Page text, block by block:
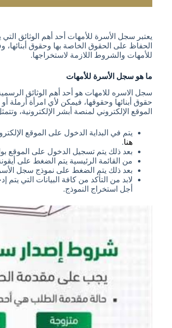
يعتبر سجل الأسرة للأمهات أحد أهم الوثائق
الحفاظ على الحقوق الخاصة بها وحقوق
للأمهات والشروط اللازمة لاستخراجها.
ما هو سجل الأسرة للأمهات
سجل الاسره للامهات هو أحد أهم الوثائق
حقوق أبنائها وحقوقها، فيمكن لأي امرأة
الموقع الإلكتروني لمنصة أبشر الإلكترونية،
يتم في البداية الدخول على الموقع
هنا.
بعد ذلك يتم تسجيل الدخول على الموقع
من القائمة الرئيسية يتم الضغط على
بعد ذلك يتم الضغط على نموذج سجل
لابد من التأكد من كافة البيانات التي
أجل استخراج النموذج.